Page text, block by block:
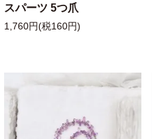
スパーツ 5つ爪
1,760円(税160円)